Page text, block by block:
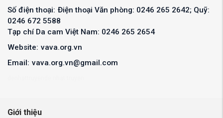
Số điện thoại: Điện thoại Văn phòng: 0246 265 2642; Quỹ:
0246 672 5588
Tạp chí Da cam Việt Nam: 0246 265 2654
Website: vava.org.vn
Email: vava.org.vn@gmail.com
Giới thiệu